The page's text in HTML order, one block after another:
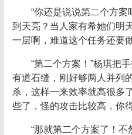
“你还是说说第二个方案
到天亮？当人家有希她们明
一层啊，难道这个任务还要
“第二个方案！”杨琪把
有道石缝，刚好够两人并列
杀，这样一来效率就高很多
些了，怪的攻击比较高，你
“那就第二个方案了！不